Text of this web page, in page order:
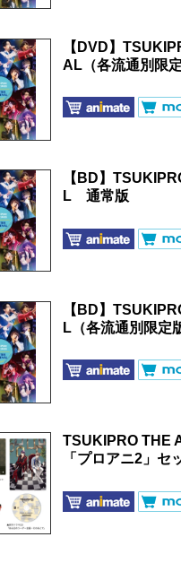
【DVD】
AL（各流通別限定
【BD】
L 通常版
【BD】
L（各流通別限定
TSUKIPRO THE
「プロアニ2」セ